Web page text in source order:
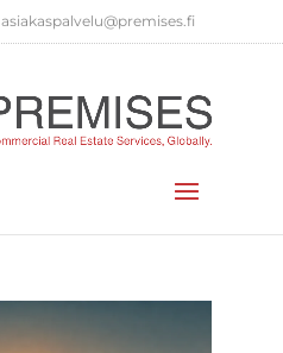
asiakaspalvelu@premises.fi